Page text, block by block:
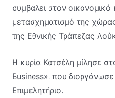
συμβάλει στον οικονομικό
μετασχηματισμό της
της Εθνικής Τράπεζας
Η κυρία Κατσέλη μίλησε
Business», που
Επιμελητήριο.